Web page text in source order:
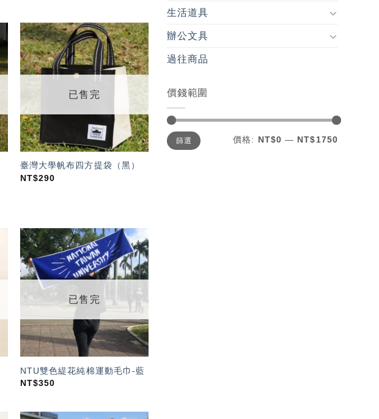
加入
「願
望輕
已售完
臺灣大學帆布四方提袋（黑）
NT$290
加入
「願
望輕
單」
已售完
NTU雙色緹花純棉運動毛巾-藍
NT$350
生活道具
辦公文具
過往商品
價錢範圍
最
低
價
最
高
價
篩選 價格: NT$0 — NT$1750